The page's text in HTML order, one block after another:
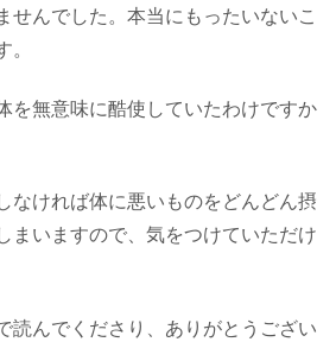
せんでした。本当にもったいないこ
。
を無意味に酷使していたわけですか
なければ体に悪いものをどんどん摂
まいますので、気をつけていただけ
読んでくださり、ありがとうござい